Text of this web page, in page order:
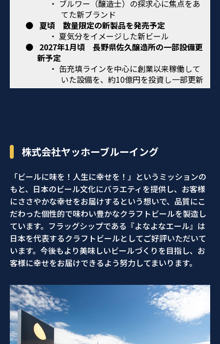
・ ブルワー（醸造士）の探求心に焦点をあ
てた新ブランド
● 夏頃 数量限定の新製品を発売予定
・ 夏気分をイメージした新ビール
● 2027年1月頃 長野県佐久醸造所の一部設備更
新予定
・ 缶充填ラインを中心に創業以来稼働して
いた設備を、約10億円を投資し一部更新
株式会社ヤッホーブルーイング
「ビールに味を！人生に幸せを！」というミッションの
もと、日本のビール文化にバラエティを提供し、お客様
にささやかな幸せをお届けするという想いで、品質にこ
だわった個性的で味わい豊かなクラフトビールを製造し
ています。フラッグシップである『よなよなエール』は
日本を代表するクラフトビールとしてご好評いただいて
います。今後もより美味しいビールづくりを目指し、お
客様に幸せをお届けできるよう努力してまいります。